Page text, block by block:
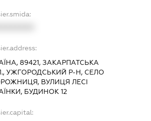
89421, ЗАКАРПАТСЬКА
УЖГОРОДСЬКИЙ Р-Н, СЕЛО
ВУЛИЦЯ ЛЕСІ
БУДИНОК 12